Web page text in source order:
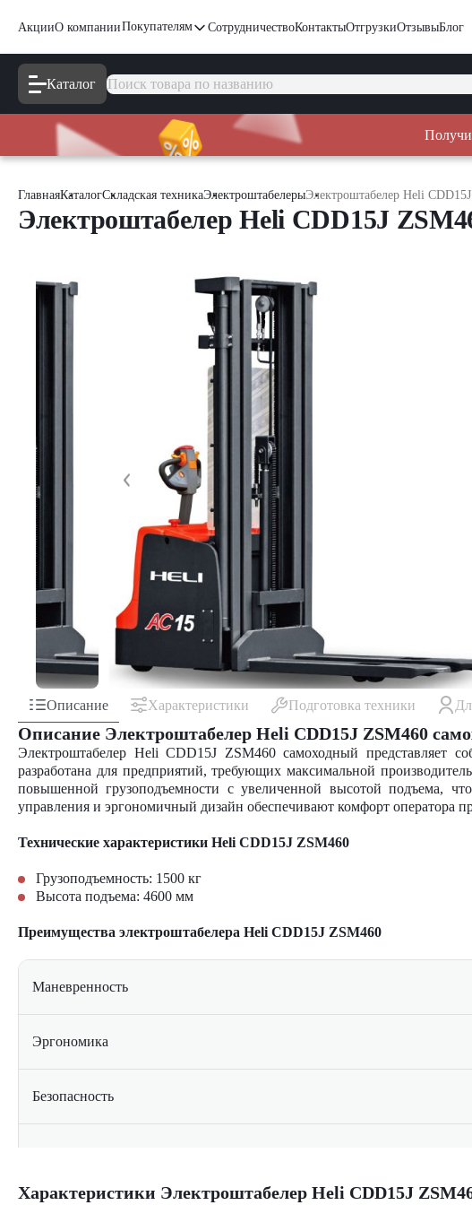
АкцииО компанииПокупателям СотрудничествоКонтактыОтгрузкиОтзывыБлог
Каталог
ГлавнаяКаталогСкладская техникаЭлектроштабелерыЭлектроштабелер Heli
Электроштабелер Heli CDD15J
Описание Характеристики Подготовка техники
Описание Электроштабелер Heli CDD15J ZSM460
Электроштабелер Heli CDD15J ZSM460 самоходный представляет
разработана для предприятий, требующих максимальной
повышенной грузоподъемности с увеличенной высотой подъема,
управления и эргономичный дизайн обеспечивают комфорт оператора
Технические характеристики Heli CDD15J ZSM460
Грузоподъемность: 1500 кг
Высота подъема: 4600 мм
Преимущества электроштабелера Heli CDD15J ZSM460
Маневренность
Эргономика
Безопасность
Характеристики Электроштабелер Heli CDD15J